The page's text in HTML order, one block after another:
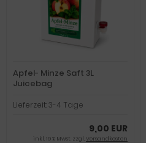
Apfel- Minze Saft 3L
Juicebag
Lieferzeit: 3-4 Tage
9,00 EUR
inkl. 19 % MwSt. zzgl.Versandkosten